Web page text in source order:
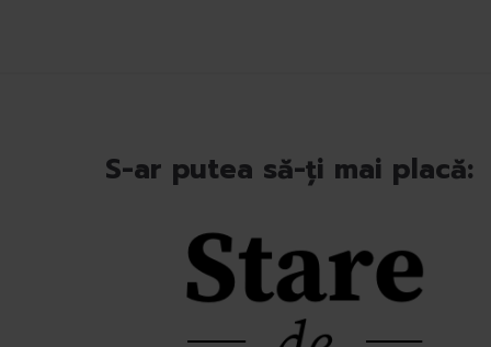
S-ar putea să-ți mai placă: